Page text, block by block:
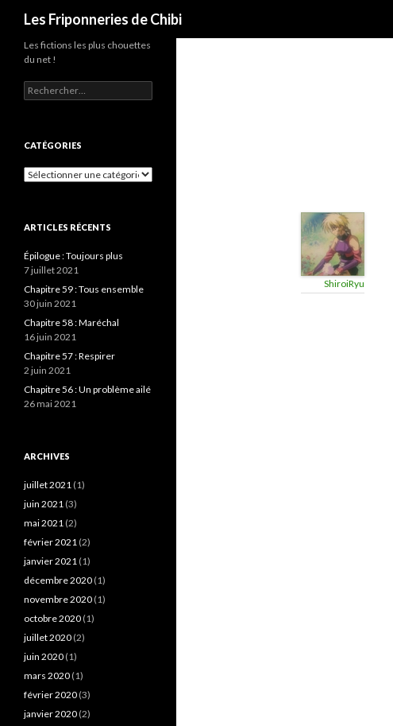
Les Friponneries de Chibi
ShiroiRyu
Les fictions les plus chouettes
du net !
Rechercher :
CATÉGORIES
Catégories
ARTICLES RÉCENTS
Épilogue : Toujours plus
7 juillet 2021
Chapitre 59 : Tous ensemble
30 juin 2021
Chapitre 58 : Maréchal
16 juin 2021
Chapitre 57 : Respirer
2 juin 2021
Chapitre 56 : Un problème ailé
26 mai 2021
ARCHIVES
juillet 2021 (1)
juin 2021 (3)
mai 2021 (2)
février 2021 (2)
janvier 2021 (1)
décembre 2020 (1)
novembre 2020 (1)
octobre 2020 (1)
juillet 2020 (2)
juin 2020 (1)
mars 2020 (1)
février 2020 (3)
janvier 2020 (2)